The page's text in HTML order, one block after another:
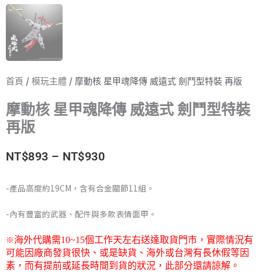
首頁 / 模玩主體 / 摩動核 星甲魂降傳 威遠式 劍鬥型特裝 再版
摩動核 星甲魂降傳 威遠式 劍鬥型特裝
再版
NT$893 – NT$930價
NT$893
到
-產品高度約19CM，含有合金關節11組。
-內有豐富的武器、配件與多款表情面甲。
※海外代購需10~15個工作天左右送達取貨門市， 實際情況有
可能因廠商發貨很快、或是缺貨、海外或台灣有長休假等因
素，而有提前或延長時間到貨的狀況，此部分還請諒解。